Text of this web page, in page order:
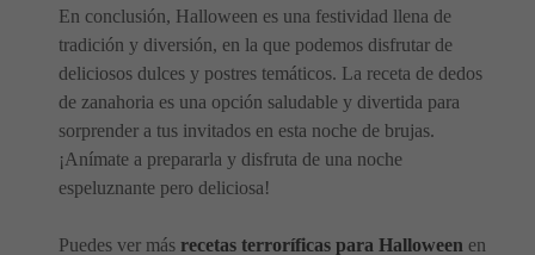
En conclusión, Halloween es una festividad llena de
tradición y diversión, en la que podemos disfrutar de
deliciosos dulces y postres temáticos. La receta de dedos
de zanahoria es una opción saludable y divertida para
sorprender a tus invitados en esta noche de brujas.
¡Anímate a prepararla y disfruta de una noche
espeluznante pero deliciosa!
Puedes ver más recetas terroríficas para Halloween en